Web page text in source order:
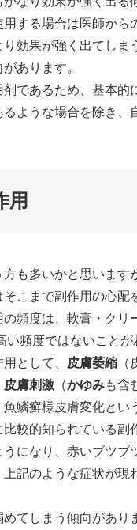
する場合は医師か
効果が強く出てしま
あります。
であるため、基本的
ような場合を除き
用
も多いかと思います
こまで副作用の心
頻度は、軟膏・クリ
頻度ではないことが
として、
皮膚萎縮
皮膚刺激 （かゆみも含
鱗癬様皮膚変化と
較的知られている副
になり、赤いブツ
記のような症状が
てしまう傾向があ